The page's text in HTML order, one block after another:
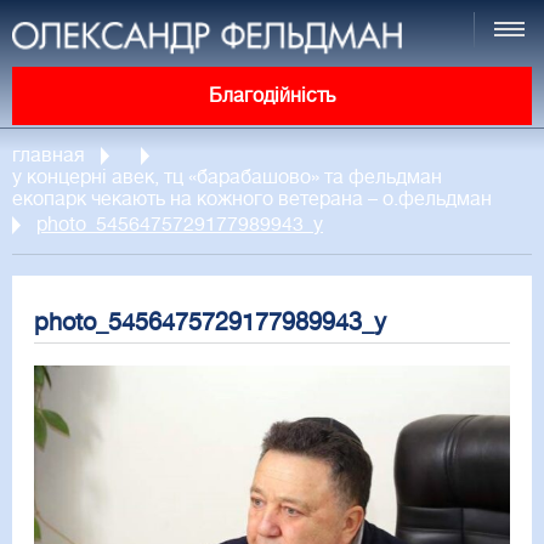
Благодійність
главная
у концерні авек, тц «барабашово» та фельдман
екопарк чекають на кожного ветерана – о.фельдман
photo_5456475729177989943_y
photo_5456475729177989943_y